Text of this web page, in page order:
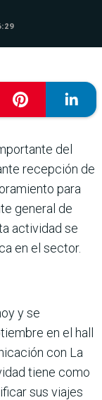
del
recepción de
para
general de
actividad se
en el sector.
y se
en el hall
con La
tiene como
sus viajes